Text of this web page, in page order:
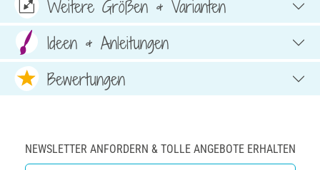
Weitere Größen & Varianten
Ideen & Anleitungen
Bewertungen
NEWSLETTER ANFORDERN & TOLLE ANGEBOTE ERHALTEN